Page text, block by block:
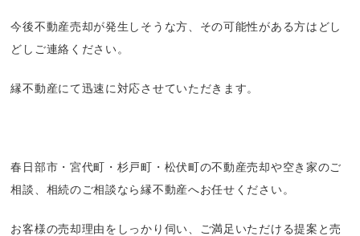
今後不動産売却が発生しそうな方、その可能性がある方はどし
どしご連絡ください。
縁不動産にて迅速に対応させていただきます。
春日部市・宮代町・杉戸町・松伏町の不動産売却や空き家のご
相談、相続のご相談なら縁不動産へお任せください。
お客様の売却理由をしっかり伺い、ご満足いただける提案と売